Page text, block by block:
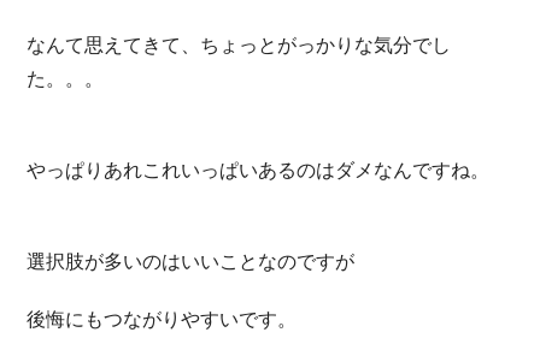
なんて思えてきて、ちょっとがっかりな気分でし
た。。。
やっぱりあれこれいっぱいあるのはダメなんですね。
選択肢が多いのはいいことなのですが
後悔にもつながりやすいです。